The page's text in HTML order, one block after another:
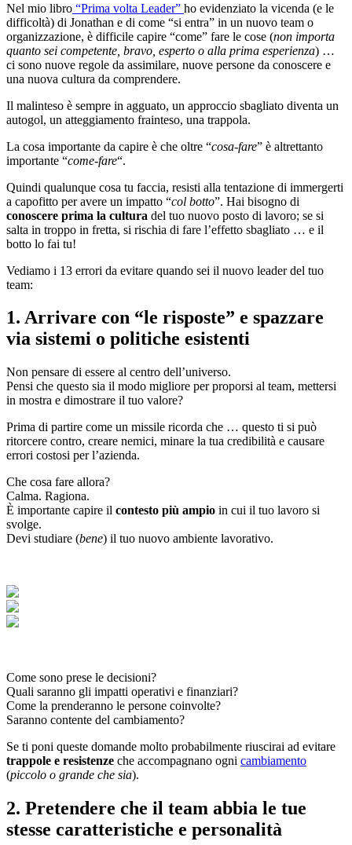
Nel mio libro “Prima volta Leader” ho evidenziato la vicenda (e le
difficoltà) di Jonathan e di come “si entra” in un nuovo team o
organizzazione, è difficile capire “come” fare le cose (non importa
quanto sei competente, bravo, esperto o alla prima esperienza) …
ci sono nuove regole da assimilare, nuove persone da conoscere e
una nuova cultura da comprendere.
Il malinteso è sempre in agguato, un approccio sbagliato diventa un
autogol, un atteggiamento frainteso, una trappola.
La cosa importante da capire è che oltre “cosa-fare” è altrettanto
importante “come-fare“.
Quindi qualunque cosa tu faccia, resisti alla tentazione di immergerti
a capofitto per avere un impatto “col botto”. Hai bisogno di
conoscere prima la cultura del tuo nuovo posto di lavoro; se si
salta in troppo in fretta, si rischia di fare l’effetto sbagliato … e il
botto lo fai tu!
Vediamo i 13 errori da evitare quando sei il nuovo leader del tuo
team:
1. Arrivare con “le risposte” e spazzare
via sistemi o politiche esistenti
Non pensare di essere al centro dell’universo.
Pensi che questo sia il modo migliore per proporsi al team, mettersi
in mostra e dimostrare il tuo valore?
Prima di partire come un missile ricorda che … questo ti si può
ritorcere contro, creare nemici, minare la tua credibilità e causare
errori costosi per l’azienda.
Che cosa fare allora?
Calma. Ragiona.
È importante capire il contesto più ampio in cui il tuo lavoro si
svolge.
Devi studiare (bene) il tuo nuovo ambiente lavorativo.
Come sono prese le decisioni?
Quali saranno gli impatti operativi e finanziari?
Come la prenderanno le persone coinvolte?
Saranno contente del cambiamento?
Se ti poni queste domande molto probabilmente riuscirai ad evitare
trappole e resistenze che accompagnano ogni cambiamento
(piccolo o grande che sia).
2. Pretendere che il team abbia le tue
stesse caratteristiche e personalità